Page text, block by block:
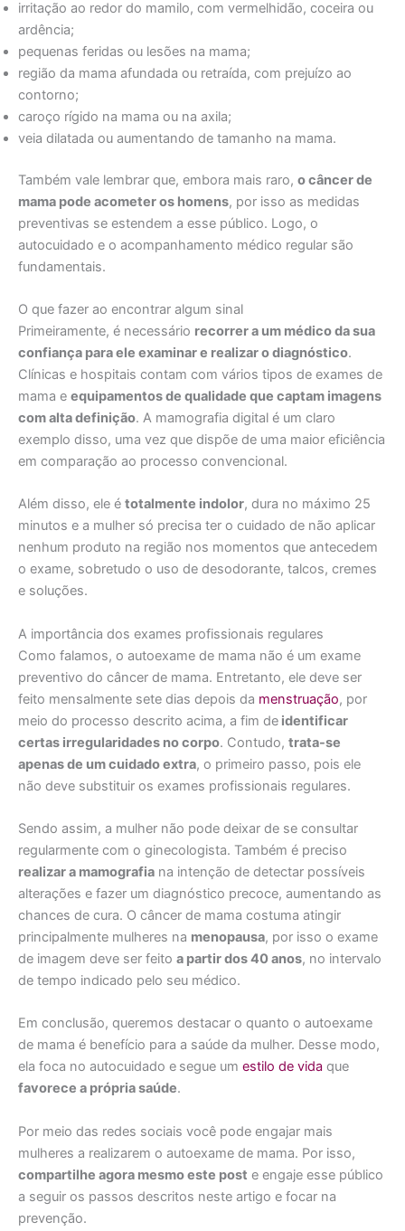
irritação ao redor do mamilo, com vermelhidão, coceira ou
ardência;
pequenas feridas ou lesões na mama;
região da mama afundada ou retraída, com prejuízo ao
contorno;
caroço rígido na mama ou na axila;
veia dilatada ou aumentando de tamanho na mama.
Também vale lembrar que, embora mais raro, o câncer de
mama pode acometer os homens, por isso as medidas
preventivas se estendem a esse público. Logo, o
autocuidado e o acompanhamento médico regular são
fundamentais.
O que fazer ao encontrar algum sinal
Primeiramente, é necessário recorrer a um médico da sua
confiança para ele examinar e realizar o diagnóstico.
Clínicas e hospitais contam com vários tipos de exames de
mama e equipamentos de qualidade que captam imagens
com alta definição. A mamografia digital é um claro
exemplo disso, uma vez que dispõe de uma maior eficiência
em comparação ao processo convencional.
Além disso, ele é totalmente indolor, dura no máximo 25
minutos e a mulher só precisa ter o cuidado de não aplicar
nenhum produto na região nos momentos que antecedem
o exame, sobretudo o uso de desodorante, talcos, cremes
e soluções.
A importância dos exames profissionais regulares
Como falamos, o autoexame de mama não é um exame
preventivo do câncer de mama. Entretanto, ele deve ser
feito mensalmente sete dias depois da menstruação, por
meio do processo descrito acima, a fim de identificar
certas irregularidades no corpo. Contudo, trata-se
apenas de um cuidado extra, o primeiro passo, pois ele
não deve substituir os exames profissionais regulares.
Sendo assim, a mulher não pode deixar de se consultar
regularmente com o ginecologista. Também é preciso
realizar a mamografia na intenção de detectar possíveis
alterações e fazer um diagnóstico precoce, aumentando as
chances de cura. O câncer de mama costuma atingir
principalmente mulheres na menopausa, por isso o exame
de imagem deve ser feito a partir dos 40 anos, no intervalo
de tempo indicado pelo seu médico.
Em conclusão, queremos destacar o quanto o autoexame
de mama é benefício para a saúde da mulher. Desse modo,
ela foca no autocuidado e segue um estilo de vida que
favorece a própria saúde.
Por meio das redes sociais você pode engajar mais
mulheres a realizarem o autoexame de mama. Por isso,
compartilhe agora mesmo este post e engaje esse público
a seguir os passos descritos neste artigo e focar na
prevenção.